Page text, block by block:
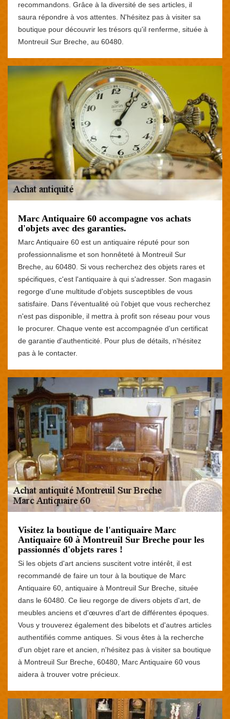
recommandons. Grâce à la diversité de ses articles, il
saura répondre à vos attentes. N'hésitez pas à visiter sa
boutique pour découvrir les trésors qu'il renferme, située à
Montreuil Sur Breche, au 60480.
Marc Antiquaire 60 accompagne vos achats
d'objets avec des garanties.
Marc Antiquaire 60 est un antiquaire réputé pour son
professionnalisme et son honnêteté à Montreuil Sur
Breche, au 60480. Si vous recherchez des objets rares et
spécifiques, c'est l'antiquaire à qui s'adresser. Son magasin
regorge d'une multitude d'objets susceptibles de vous
satisfaire. Dans l'éventualité où l'objet que vous recherchez
n'est pas disponible, il mettra à profit son réseau pour vous
le procurer. Chaque vente est accompagnée d'un certificat
de garantie d'authenticité. Pour plus de détails, n'hésitez
pas à le contacter.
Visitez la boutique de l'antiquaire Marc
Antiquaire 60 à Montreuil Sur Breche pour les
passionnés d'objets rares !
Si les objets d'art anciens suscitent votre intérêt, il est
recommandé de faire un tour à la boutique de Marc
Antiquaire 60, antiquaire à Montreuil Sur Breche, située
dans le 60480. Ce lieu regorge de divers objets d'art, de
meubles anciens et d'œuvres d'art de différentes époques.
Vous y trouverez également des bibelots et d'autres articles
authentifiés comme antiques. Si vous êtes à la recherche
d'un objet rare et ancien, n'hésitez pas à visiter sa boutique
à Montreuil Sur Breche, 60480, Marc Antiquaire 60 vous
aidera à trouver votre précieux.